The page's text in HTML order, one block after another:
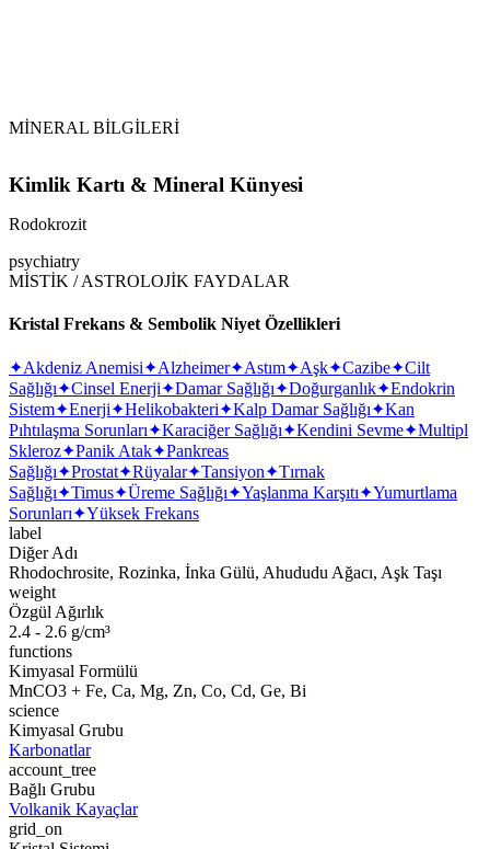
MİNERAL BİLGİLERİ
Kimlik Kartı & Mineral Künyesi
Rodokrozit
psychiatry
MİSTİK / ASTROLOJİK FAYDALAR
Kristal Frekans & Sembolik Niyet Özellikleri
✦Akdeniz Anemisi✦Alzheimer✦Astım✦Aşk✦Cazibe✦Cilt
Sağlığı✦Cinsel Enerji✦Damar Sağlığı✦Doğurganlık✦Endokrin
Sistem✦Enerji✦Helikobakteri✦Kalp Damar Sağlığı✦Kan
Pıhtılaşma Sorunları✦Karaciğer Sağlığı✦Kendini Sevme✦Multipl
Skleroz✦Panik Atak✦Pankreas
Sağlığı✦Prostat✦Rüyalar✦Tansiyon✦Tırnak
Sağlığı✦Timus✦Üreme Sağlığı✦Yaşlanma Karşıtı✦Yumurtlama
Sorunları✦Yüksek Frekans
label
Diğer Adı
Rhodochrosite, Rozinka, İnka Gülü, Ahududu Ağacı, Aşk Taşı
weight
Özgül Ağırlık
2.4 - 2.6 g/cm³
functions
Kimyasal Formülü
MnCO3 + Fe, Ca, Mg, Zn, Co, Cd, Ge, Bi
science
Kimyasal Grubu
Karbonatlar
account_tree
Bağlı Grubu
Volkanik Kayaçlar
grid_on